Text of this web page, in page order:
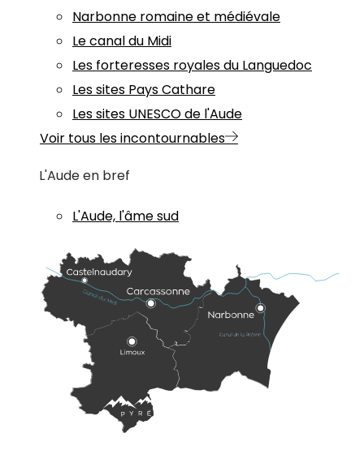
Narbonne romaine et médiévale
Le canal du Midi
Les forteresses royales du Languedoc
Les sites Pays Cathare
Les sites UNESCO de l'Aude
Voir tous les incontournables
L'Aude en bref
L'Aude, l'âme sud